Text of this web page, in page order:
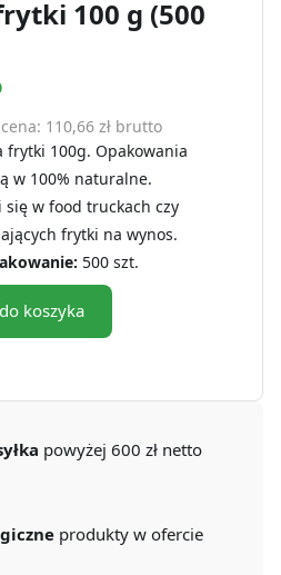
100 g (500
110,66 zł brutto
frytki 100g. Opakowania
w 100% naturalne.
w food truckach czy
frytki na wynos.
500 szt.
koszyka
powyżej 600 zł netto
produkty w ofercie